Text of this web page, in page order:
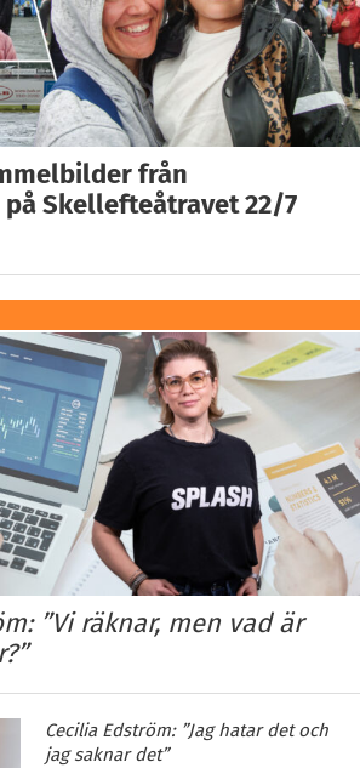
från
Skellefteåtravet 22/7
”Vi räknar, men vad är
Cecilia Edström: ”Jag hatar det och
jag saknar det”